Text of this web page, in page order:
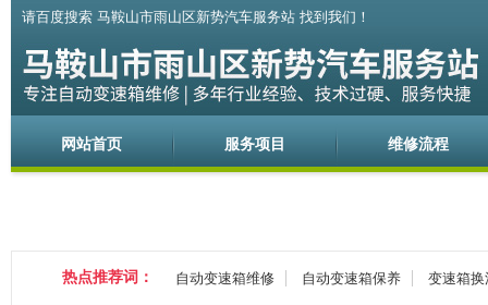
请百度搜索 马鞍山市雨山区新势汽车服务站 找到我们！
网站首页 服务项目 维修流程
热点推荐词： 自动变速箱维修 自动变速箱保养 变速箱换